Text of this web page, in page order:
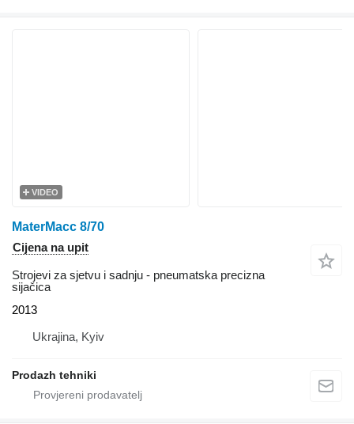
VIDEO
MaterMacc 8/70
Cijena na upit
Strojevi za sjetvu i sadnju - pneumatska precizna
sijačica
2013
Ukrajina, Kyiv
Prodazh tehniki